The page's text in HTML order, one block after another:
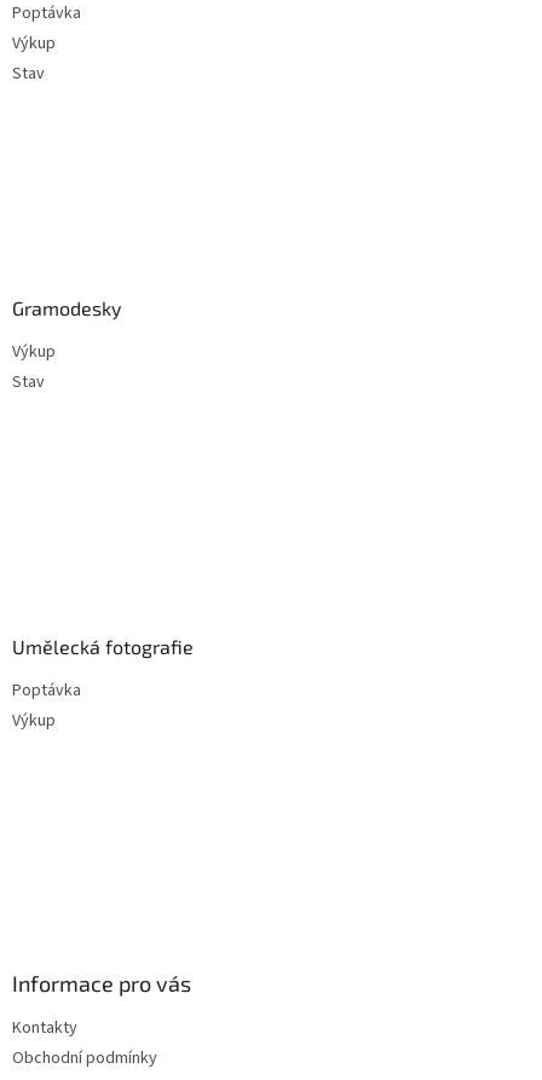
Poptávka
Výkup
Stav
Gramodesky
Výkup
Stav
Umělecká fotografie
Poptávka
Výkup
Informace pro vás
Kontakty
Obchodní podmínky